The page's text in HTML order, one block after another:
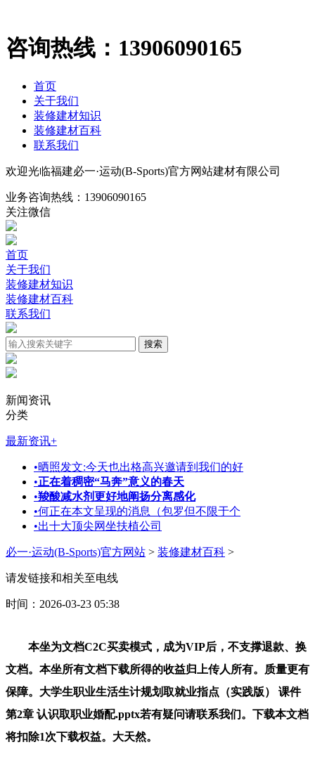
咨询热线： 13906090165
首页
关于我们
装修建材知识
装修建材百科
联系我们
欢迎光临福建必一·运动(B-Sports)官方网站建材有限公司
业务咨询热线： 13906090165
关注微信
首页
关于我们
装修建材知识
装修建材百科
联系我们
新闻资讯
分类
最新资讯+
•晒照发文:今天也出格高兴邀请到我们的好
•正在着稠密“马奔”意义的春天
•羧酸减水剂更好地阐扬分离感化
•何正在本文呈现的消息（包罗但不限于个
•出十大顶尖网坐扶植公司
必一·运动(B-Sports)官方网站 > 装修建材百科 >
请发链接和相关至电线
时间：2026-03-23 05:38
本坐为文档C2C买卖模式，成为VIP后，不支撑退款、换
文档。本坐所有文档下载所得的收益归上传人所有。质量更有
保障。大学生职业生活生计规划取就业指点（实践版） 课件
第2章 认识取职业婚配.pptx若有疑问请联系我们。下载本文档
将扣除1次下载权益。大天然。